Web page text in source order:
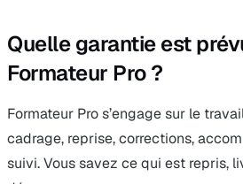
Quelle garantie est
Formateur Pro ?
Formateur Pro s’engage sur le
cadrage, reprise, corrections,
suivi. Vous savez ce qui est repris,